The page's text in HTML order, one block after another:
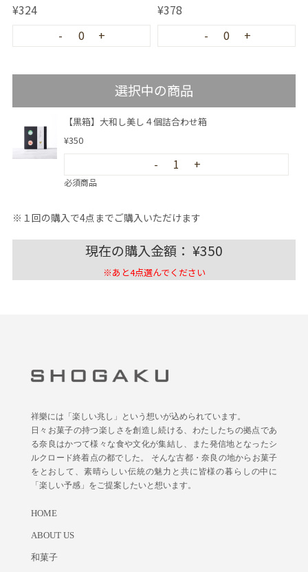
¥324
-
0 +
¥378
-
0 +
選択中の商品
【黒箱】大和し美し４個詰合わせ箱
¥350
- 1 +
必須商品
※１回の購入で4点までご購入いただけます
現在の購入金額： ¥350
※あと4点選んでください
祥樂には「楽しい兆し」という想いが込められています。
日々お菓子の持つ楽しさを創造し続ける、わたしたちの拠点であ
る奈良はかつて様々な食や文化が集結し、また発信地となったシ
ルクロード終着点の都でした。 そんな古都・奈良の地からお菓子
をとおして、素晴らしい伝統の魅力と共に皆様の暮らしの中に
「楽しい予感」をご提案したいと想います。
HOME
ABOUT US
和菓子